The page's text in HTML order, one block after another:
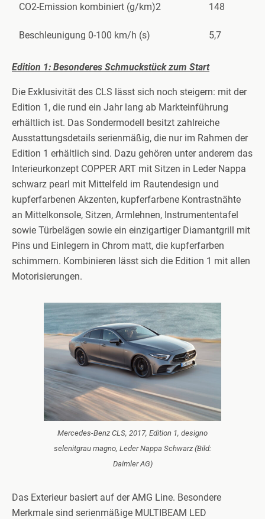
CO2-Emission kombiniert (g/km)2 148
Beschleunigung 0-100 km/h (s) 5,7
Edition 1: Besonderes Schmuckstück zum Start
Die Exklusivität des CLS lässt sich noch steigern: mit der
Edition 1, die rund ein Jahr lang ab Markteinführung
erhältlich ist. Das Sondermodell besitzt zahlreiche
Ausstattungsdetails serienmäßig, die nur im Rahmen der
Edition 1 erhältlich sind. Dazu gehören unter anderem das
Interieurkonzept COPPER ART mit Sitzen in Leder Nappa
schwarz pearl mit Mittelfeld im Rautendesign und
kupferfarbenen Akzenten, kupferfarbene Kontrastnähte
an Mittelkonsole, Sitzen, Armlehnen, Instrumententafel
sowie Türbelägen sowie ein einzigartiger Diamantgrill mit
Pins und Einlegern in Chrom matt, die kupferfarben
schimmern. Kombinieren lässt sich die Edition 1 mit allen
Motorisierungen.
Mercedes-Benz CLS, 2017, Edition 1, designo
selenitgrau magno, Leder Nappa Schwarz (Bild:
Daimler AG)
Das Exterieur basiert auf der AMG Line. Besondere
Merkmale sind serienmäßige MULTIBEAM LED